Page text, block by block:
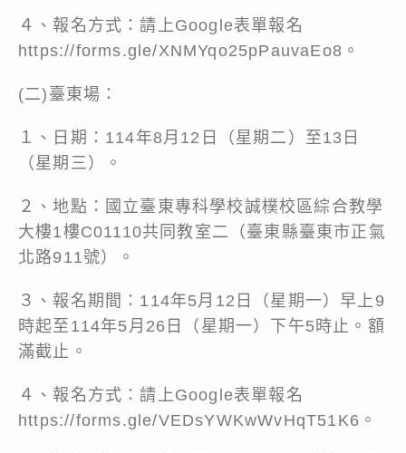
４、報名方式：請上Google表單報名
https://forms.gle/XNMYqo25pPauvaEo8。
(二)臺東場：
１、日期：114年8月12日（星期二）至13日
（星期三）。
２、地點：國立臺東專科學校誠樸校區綜合教學
大樓1樓C01110共同教室二（臺東縣臺東市正氣
北路911號）。
３、報名期間：114年5月12日（星期一）早上9
時起至114年5月26日（星期一）下午5時止。額
滿截止。
４、報名方式：請上Google表單報名
https://forms.gle/VEDsYWKwWvHqT51K6。